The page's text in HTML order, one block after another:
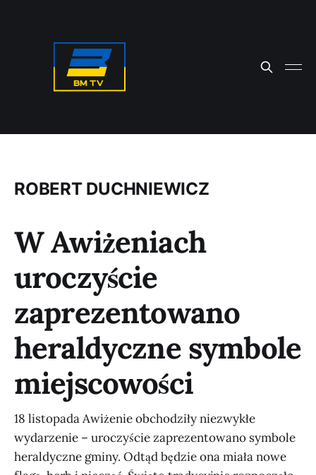
ROBERT DUCHNIEWICZ
W Awiżeniach
uroczyście
zaprezentowano
heraldyczne symbole
miejscowości
18 listopada Awiżenie obchodziły niezwykłe
wydarzenie – uroczyście zaprezentowano symbole
heraldyczne gminy. Odtąd będzie ona miała nowe